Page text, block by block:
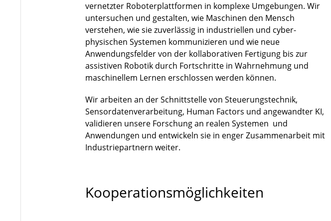
vernetzter Roboterplattformen in komplexe Umgebungen. Wir
untersuchen und gestalten, wie Maschinen den Mensch
verstehen, wie sie zuverlässig in industriellen und cyber-
physischen Systemen kommunizieren und wie neue
Anwendungsfelder von der kollaborativen Fertigung bis zur
assistiven Robotik durch Fortschritte in Wahrnehmung und
maschinellem Lernen erschlossen werden können.
Wir arbeiten an der Schnittstelle von Steuerungstechnik,
Sensordatenverarbeitung, Human Factors und angewandter KI,
validieren unsere Forschung an realen Systemen und
Anwendungen und entwickeln sie in enger Zusammenarbeit mit
Industriepartnern weiter.
Kooperationsmöglichkeiten